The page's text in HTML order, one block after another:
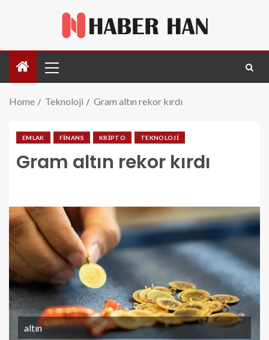
Home Teknoloji Gram altın rekor kırdı
EMLAK FINANS KRIPTO TEKNOLOJI
Gram altın rekor kırdı
altın